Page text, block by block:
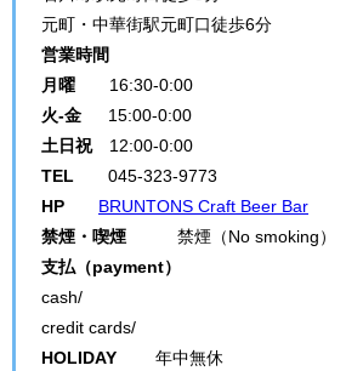
元町・中華街駅元町口徒歩6分
営業時間
月曜 16:30-0:00
火-金 15:00-0:00
土日祝 12:00-0:00
TEL 045-323-9773
HP
BRUNTONS Craft Beer Bar
禁煙・喫煙 禁煙（No smoking）
支払（payment）
cash/
credit cards/
HOLIDAY 年中無休